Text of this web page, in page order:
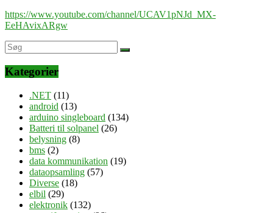
https://www.youtube.com/channel/UCAV1pNJd_MX-
EeHAvixARgw
Kategorier
.NET (11)
android (13)
arduino singleboard (134)
Batteri til solpanel (26)
belysning (8)
bms (2)
data kommunikation (19)
dataopsamling (57)
Diverse (18)
elbil (29)
elektronik (132)